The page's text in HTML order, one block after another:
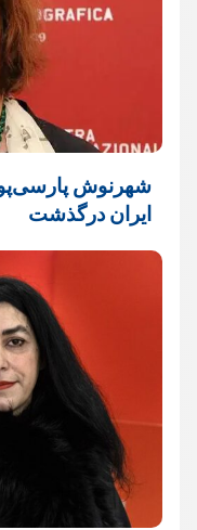
شهرنوش
ایران درگذشت